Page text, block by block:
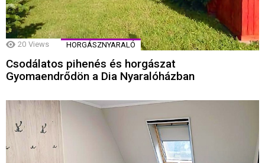
20 Views HORGÁSZNYARALÓ
Csodálatos pihenés és horgászat
Gyomaendrődön a Dia Nyaralóházban